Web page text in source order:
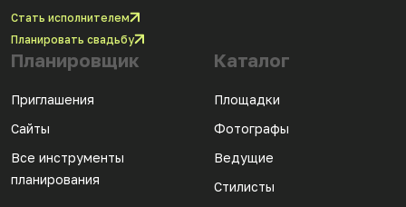
Стать исполнителем
Планировать свадьбу
Планировщик
Приглашения
Сайты
Все инструменты
планирования
Каталог
Площадки
Фотографы
Ведущие
Стилисты